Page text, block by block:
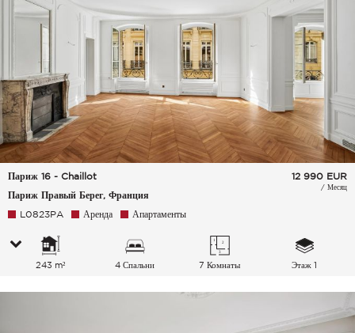
Париж 16 - Chaillot
Париж Правый Берег, Франция
12 990 EUR
/ Месяц
L0823PA Аренда Апартаменты
243 m² 4 Спальни 7 Комнаты Этаж 1